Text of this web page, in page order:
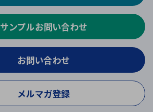
サンプルお問い合わせ
お問い合わせ
メルマガ登録